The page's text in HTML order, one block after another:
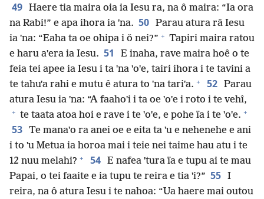
49 Haere tia maira oia ia Iesu ra, na ô maira: “Ia ora
na Rabi!” e apa ihora ia ˈna. 50 Parau atura râ Iesu
ia ˈna: “Eaha ta oe ohipa i ǒ nei?” + Tapiri maira ratou
e haru aˈera ia Iesu. 51
E inaha, rave maira hoê o te
feia tei apee ia Iesu i ta ˈna ˈoˈe, tairi ihora i te tavini a
te tahuˈa rahi e mutu ê atura to ˈna tariˈa. + 52 Parau
atura Iesu ia ˈna: “A faahoˈi i ta oe ˈoˈe i roto i te vehî,
+ te taata atoa hoi e rave i te ˈoˈe, e pohe ïa i te ˈoˈe. +
53 Te manaˈo ra anei oe e eita ta ˈu e nehenehe e ani
i to ˈu Metua ia horoa mai i teie nei taime hau atu i te
12 nuu melahi? + 54 E nafea ˈtura ïa e tupu ai te mau
Papai, o tei faaite e ia tupu te reira e tia ˈi?” 55 I
reira, na ô atura Iesu i te nahoa: “Ua haere mai outou